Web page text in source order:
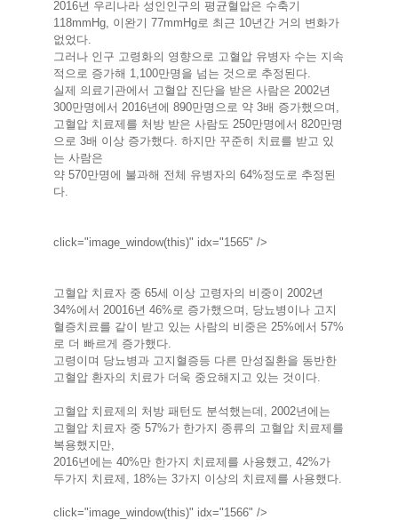
2016년 우리나라 성인인구의 평균혈압은 수축기
118mmHg, 이완기 77mmHg로 최근 10년간 거의 변화가
없었다.
그러나 인구 고령화의 영향으로 고혈압 유병자 수는 지속
적으로 증가해 1,100만명을 넘는 것으로 추정된다.
실제 의료기관에서 고혈압 진단을 받은 사람은 2002년
300만명에서 2016년에 890만명으로 약 3배 증가했으며,
고혈압 치료제를 처방 받은 사람도 250만명에서 820만명
으로 3배 이상 증가했다. 하지만 꾸준히 치료를 받고 있
는 사람은
약 570만명에 불과해 전체 유병자의 64%정도로 추정된
다.
click="image_window(this)" idx="1565" />
고혈압 치료자 중 65세 이상 고령자의 비중이 2002년
34%에서 20016년 46%로 증가했으며, 당뇨병이나 고지
혈증치료를 같이 받고 있는 사람의 비중은 25%에서 57%
로 더 빠르게 증가했다.
고령이며 당뇨병과 고지혈증등 다른 만성질환을 동반한
고혈압 환자의 치료가 더욱 중요해지고 있는 것이다.
고혈압 치료제의 처방 패턴도 분석했는데, 2002년에는
고혈압 치료자 중 57%가 한가지 종류의 고혈압 치료제를
복용했지만,
2016년에는 40%만 한가지 치료제를 사용했고, 42%가
두가지 치료제, 18%는 3가지 이상의 치료제를 사용했다.
click="image_window(this)" idx="1566" />